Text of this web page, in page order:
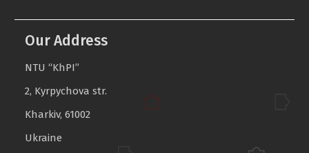
Our Address
NTU “KhPI”
2, Kyrpychova str.
Kharkiv, 61002
Ukraine